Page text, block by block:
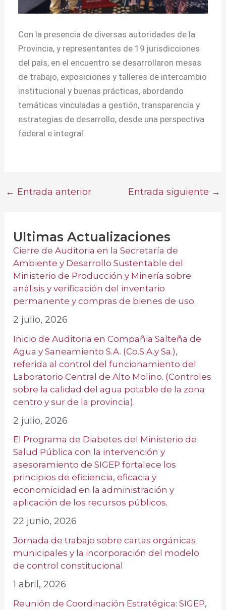
Con la presencia de diversas autoridades de la
Provincia, y representantes de 19 jurisdicciones
del país, en el encuentro se desarrollaron mesas
de trabajo, exposiciones y talleres de intercambio
institucional y buenas prácticas, abordando
temáticas vinculadas a gestión, transparencia y
estrategias de desarrollo, desde una perspectiva
federal e integral.
← Entrada anterior Entrada siguiente →
Ultimas Actualizaciones
Cierre de Auditoria en la Secretaría de
Ambiente y Desarrollo Sustentable del
Ministerio de Producción y Minería sobre
análisis y verificación del inventario
permanente y compras de bienes de uso.
2 julio, 2026
Inicio de Auditoria en Compañia Salteña de
Agua y Saneamiento S.A. (Co.S.A.y Sa.),
referida al control del funcionamiento del
Laboratorio Central de Alto Molino. (Controles
sobre la calidad del agua potable de la zona
centro y sur de la provincia).
2 julio, 2026
El Programa de Diabetes del Ministerio de
Salud Pública con la intervención y
asesoramiento de SIGEP fortalece los
principios de eficiencia, eficacia y
economicidad en la administración y
aplicación de los recursos públicos.
22 junio, 2026
Jornada de trabajo sobre cartas orgánicas
municipales y la incorporación del modelo
de control constitucional
1 abril, 2026
Reunión de Coordinación Estratégica: SIGEP,